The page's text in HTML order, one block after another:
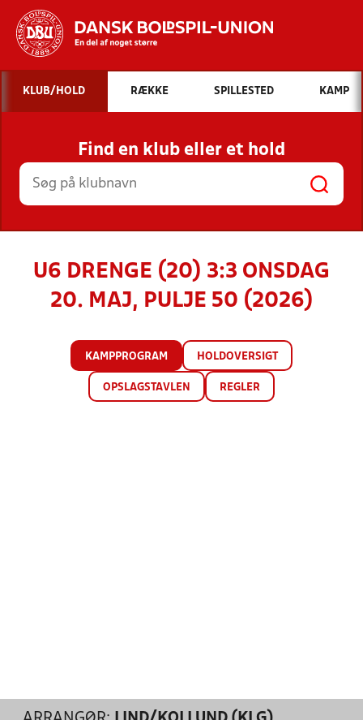
Hvad vil du søge efter?
INDHOLD OG NYHEDER
STILLINGER, RESULTATER, KLUBBER OG
HOLD
KLUB/HOLD RÆKKE SPILLESTED KAMP
Find en klub eller et hold
U6 DRENGE (20) 3:3 ONSDAG
20. MAJ, PULJE 50 (2026)
KAMPPROGRAM HOLDOVERSIGT
OPSLAGSTAVLEN REGLER